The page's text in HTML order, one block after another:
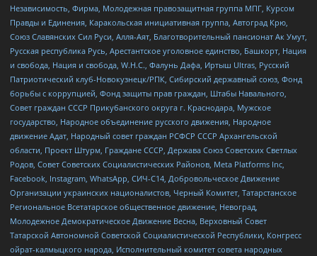
Независимость, Фирма, Молодежная правозащитная группа МПГ, Курсом
Правды и Единения, Каракольская инициативная группа, Автоград Крю,
Союз Славянских Сил Руси, Алля-Аят, Благотворительный пансионат Ак Умут,
Русская республика Русь, Арестантское уголовное единство, Башкорт, Нация
и свобода, Нация и свобода, W.H.С., Фалунь Дафа, Иртыш Ultras, Русский
Патриотический клуб-Новокузнецк/РПК, Сибирский державный союз, Фонд
борьбы с коррупцией, Фонд защиты прав граждан, Штабы Навального,
Совет граждан СССР Прикубанского округа г. Краснодара, Мужское
государство, Народное объединение русского движения, Народное
движение Адат, Народный совет граждан РСФСР СССР Архангельской
области, Проект Штурм, Граждане СССР, Держава Союз Советских Светлых
Родов, Совет Советских Социалистических Районов, Meta Platforms Inc,
Facebook, Instagram, WhatsApp, СИЧ-С14, Добровольческое Движение
Организации украинских националистов, Черный Комитет, Татарстанское
Региональное Всетатарское общественное движение, Невоград,
Молодежное Демократическое Движение Весна, Верховный Совет
Татарской Автономной Советской Социалистической Республики, Конгресс
ойрат-калмыцкого народа, Исполнительный комитет совета народных